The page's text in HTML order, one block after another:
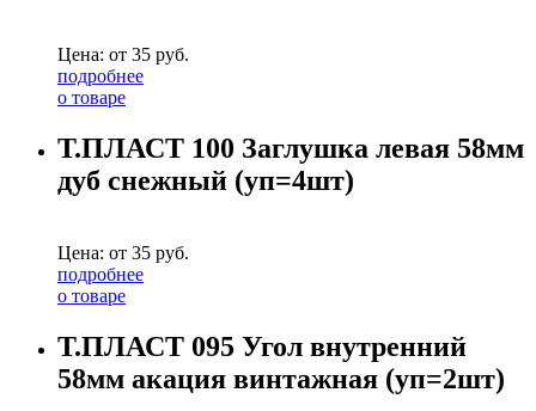
Цена: от 35 руб.
подробнее
о товаре
Т.ПЛАСТ 100 Заглушка левая 58мм
дуб снежный (уп=4шт)
Цена: от 35 руб.
подробнее
о товаре
Т.ПЛАСТ 095 Угол внутренний
58мм акация винтажная (уп=2шт)